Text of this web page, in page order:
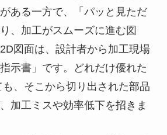
ある一方で、「パッと見ただ
、加工がスムーズに進む図
図面は、設計者から加工現場
示書」です。どれだけ優れた
、そこから切り出された部品
加工ミスや効率低下を招きま